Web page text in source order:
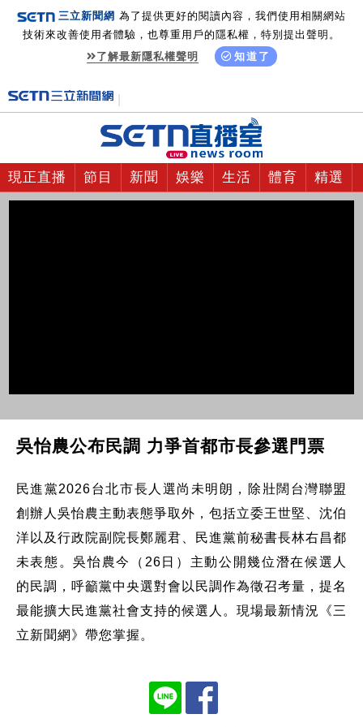
三立新聞網 為了提供更好的閱讀內容，我們使用相關網站
技術來改善使用者體驗，也尊重用戶的隱私權，特別提出聲明。
了解最新隱私權聲明
知道了
現正直播 節目 新聞 娛樂 生活 體育 精選
吳怡農公布民調 力爭首都市長參選門票
民進黨2026台北市長人選尚未明朗，除壯闊台灣聯盟
創辦人吳怡農主動表態爭取外，包括立委王世堅、沈伯
洋以及行政院副院長鄭麗君、民進黨前秘書長林右昌都
未表態。吳怡農今（26日）主動公開幾位潛在候選人
的民調，呼籲黨中央選對會以民調作為徵召考量，提名
最能擴大民進黨社會支持的候選人。現場最新情況《三
立新聞網》帶您掌握。